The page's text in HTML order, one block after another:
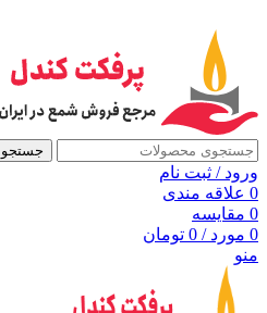
جستجو
ورود / ثبت نام
0 علاقه مندی
0 مقايسه
0 مورد /
0 تومان
منو